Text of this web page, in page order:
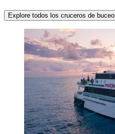
Explore todos los cruceros de buceo